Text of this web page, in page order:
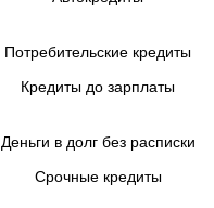
Потребительские кредиты
Кредиты до зарплаты
Деньги в долг без расписки
Срочные кредиты